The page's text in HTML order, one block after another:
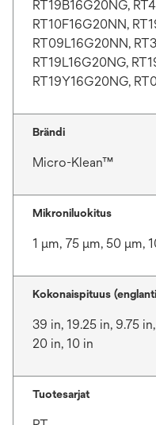
RT19B16G20NG,
RT10F16G20NN,
RT09L16G20NN,
RT19L16G20NG,
RT19Y16G20NG,
Brändi
Micro-Klean™
Mikroniluokitus
1 μm, 75 μm, 50 μm,
Kokonaispituus
39 in, 19.25 in, 9.75
20 in, 10 in
Tuotesarjat